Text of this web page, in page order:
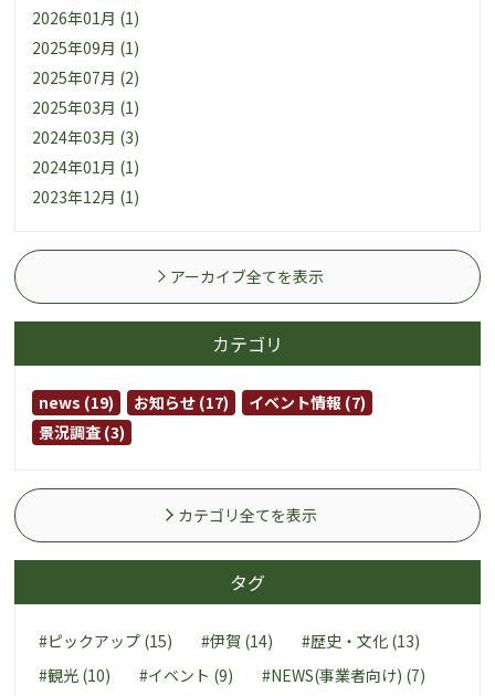
2026年01月 (1)
2025年09月 (1)
2025年07月 (2)
2025年03月 (1)
2024年03月 (3)
2024年01月 (1)
2023年12月 (1)
アーカイブ全てを表示
カテゴリ
news (19) お知らせ (17)
イベント情報 (7)
景況調査 (3)
カテゴリ全てを表示
タグ
#ピックアップ (15) #伊賀 (14)
#歴史・文化 (13)
#観光 (10)
#イベント (9)
#NEWS(事業者向け) (7)